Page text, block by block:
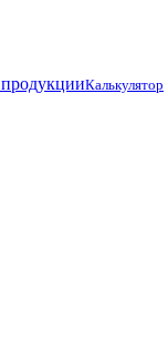
Калькулятор